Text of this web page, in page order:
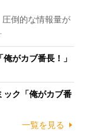
倒的な情報量が
がカブ番長！」
ク「俺がカブ番
一覧を見る